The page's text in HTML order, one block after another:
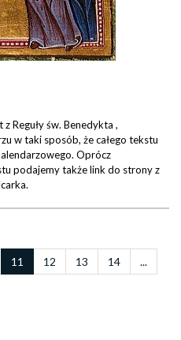
Reguły św. Benedykta ,
w taki sposób, że całego tekstu
Oprócz
podajemy także link do strony z
11 12 13 14
...